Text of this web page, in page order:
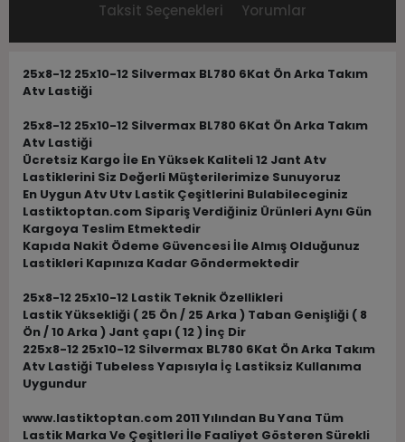
Taksit Seçenekleri Yorumlar
25x8-12 25x10-12 Silvermax BL780 6Kat Ön Arka Takım
Atv Lastiği
25x8-12 25x10-12 Silvermax BL780 6Kat Ön Arka Takım
Atv Lastiği
Ücretsiz Kargo İle En Yüksek Kaliteli 12 Jant Atv
Lastiklerini Siz Değerli Müşterilerimize Sunuyoruz
En Uygun Atv Utv Lastik Çeşitlerini Bulabileceginiz
Lastiktoptan.com Sipariş Verdiğiniz Ürünleri Aynı Gün
Kargoya Teslim Etmektedir
Kapıda Nakit Ödeme Güvencesi İle Almış Olduğunuz
Lastikleri Kapınıza Kadar Göndermektedir
25x8-12 25x10-12 Lastik Teknik Özellikleri
Lastik Yüksekliği ( 25 Ön / 25 Arka ) Taban Genişliği ( 8
Ön / 10 Arka ) Jant çapı ( 12 ) İnç Dir
225x8-12 25x10-12 Silvermax BL780 6Kat Ön Arka Takım
Atv Lastiği Tubeless Yapısıyla İç Lastiksiz Kullanıma
Uygundur
www.lastiktoptan.com 2011 Yılından Bu Yana Tüm
Lastik Marka Ve Çeşitleri İle Faaliyet Gösteren Sürekli